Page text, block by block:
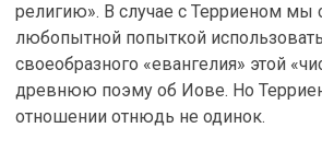
религию». В случае с Терриеном мы
любопытной попыткой
своеобразного «евангелия» этой
древнюю поэму об Иове. Но
отношении отнюдь не одинок.